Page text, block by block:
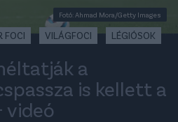
Fotó: Ahmad Mora/Getty Images
FOCI VILÁGFOCI LÉGIÓSOK
a
is kellett a
videó